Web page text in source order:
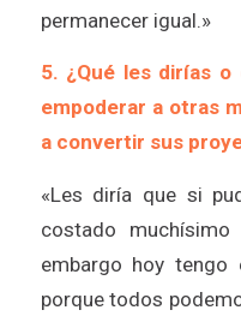
permanecer igual.»
5. ¿Qué les dirías
empoderar a otras
a convertir sus
«Les diría que si
costado
embargo hoy tengo
porque todos